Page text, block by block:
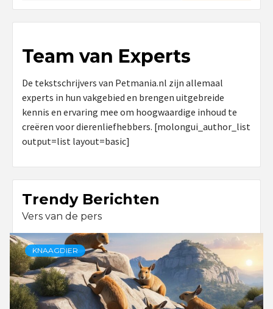
Team van Experts
De tekstschrijvers van Petmania.nl zijn allemaal
experts in hun vakgebied en brengen uitgebreide
kennis en ervaring mee om hoogwaardige inhoud te
creëren voor dierenliefhebbers. [molongui_author_list
output=list layout=basic]
Trendy Berichten
Vers van de pers
KNAAGDIER